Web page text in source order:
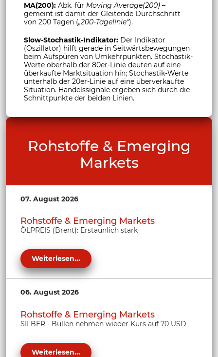
MA(200): Abk. für Moving Average(200) –
gemeint ist damit der Gleitende Durchschnitt
von 200 Tagen („200-Tagelinie“).
Slow-Stochastik-Indikator: Der Indikator
(Oszillator) hilft gerade in Seitwärtsbewegungen
beim Aufspüren von Umkehrpunkten. Stochastik-
Werte oberhalb der 80er-Linie deuten auf eine
überkaufte Marktsituation hin; Stochastik-Werte
unterhalb der 20er-Linie auf eine überverkaufte
Situation. Handelssignale ergeben sich durch die
Schnittpunkte der beiden Linien.
Rohstoffe & Emerging
Markets
07. August 2026
Rohstoffe & Emerging Markets
ÖLPREIS (Brent): Erstaunlich stark
Weiterlesen...
06. August 2026
Rohstoffe & Emerging Markets
SILBER - Bullen nehmen wieder Kurs auf 70 USD
Weiterlesen...